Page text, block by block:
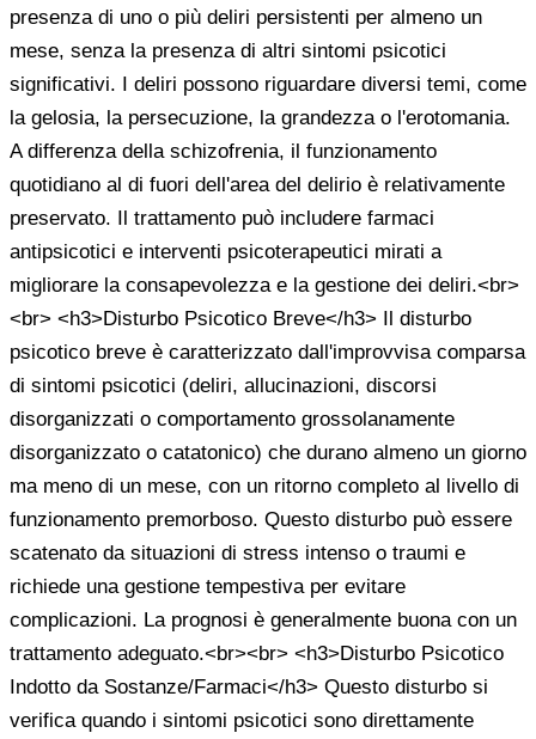
presenza di uno o più deliri persistenti per almeno un
mese, senza la presenza di altri sintomi psicotici
significativi. I deliri possono riguardare diversi temi, come
la gelosia, la persecuzione, la grandezza o l'erotomania.
A differenza della schizofrenia, il funzionamento
quotidiano al di fuori dell'area del delirio è relativamente
preservato. Il trattamento può includere farmaci
antipsicotici e interventi psicoterapeutici mirati a
migliorare la consapevolezza e la gestione dei deliri.<br>
<br> <h3>Disturbo Psicotico Breve</h3> Il disturbo
psicotico breve è caratterizzato dall'improvvisa comparsa
di sintomi psicotici (deliri, allucinazioni, discorsi
disorganizzati o comportamento grossolanamente
disorganizzato o catatonico) che durano almeno un giorno
ma meno di un mese, con un ritorno completo al livello di
funzionamento premorboso. Questo disturbo può essere
scatenato da situazioni di stress intenso o traumi e
richiede una gestione tempestiva per evitare
complicazioni. La prognosi è generalmente buona con un
trattamento adeguato.<br><br> <h3>Disturbo Psicotico
Indotto da Sostanze/Farmaci</h3> Questo disturbo si
verifica quando i sintomi psicotici sono direttamente